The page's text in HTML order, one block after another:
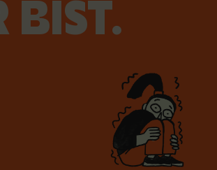
BIST.